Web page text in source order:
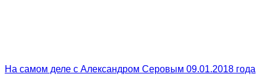
На самом деле с Александром Серовым 09.01.2018 года